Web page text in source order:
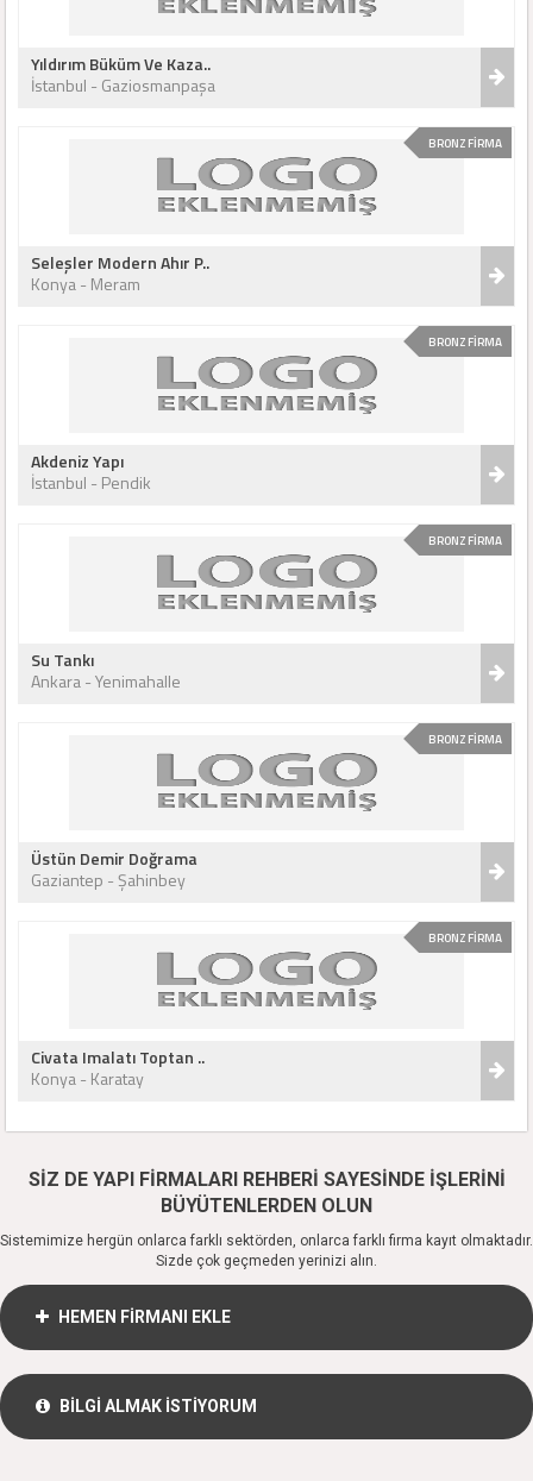
Yıldırım Büküm Ve Kaza..
İstanbul - Gaziosmanpaşa
BRONZ FİRMA
Seleşler Modern Ahır P..
Konya - Meram
BRONZ FİRMA
Akdeniz Yapı
İstanbul - Pendik
BRONZ FİRMA
Su Tankı
Ankara - Yenimahalle
BRONZ FİRMA
Üstün Demir Doğrama
Gaziantep - Şahinbey
BRONZ FİRMA
Civata Imalatı Toptan ..
Konya - Karatay
SİZ DE YAPI FİRMALARI REHBERİ SAYESİNDE İŞLERİNİ
BÜYÜTENLERDEN OLUN
Sistemimize hergün onlarca farklı sektörden, onlarca farklı firma kayıt olmaktadır.
Sizde çok geçmeden yerinizi alın.
HEMEN FİRMANI EKLE
BİLGİ ALMAK İSTİYORUM